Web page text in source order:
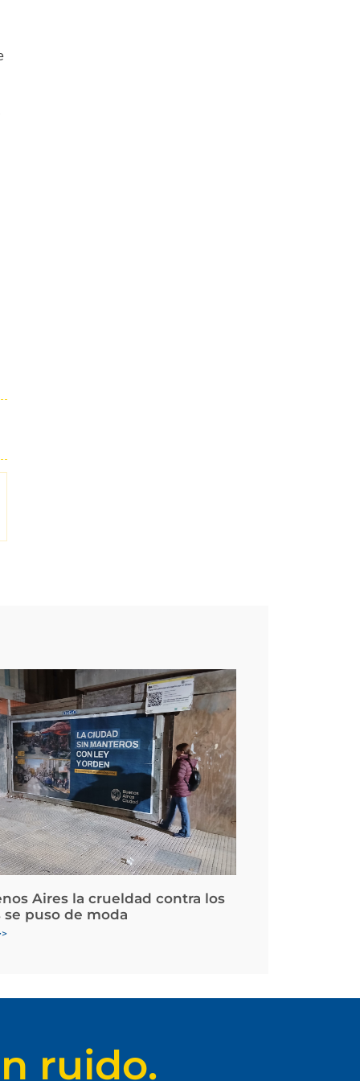
Aires la crueldad contra los
se puso de moda
ruido.